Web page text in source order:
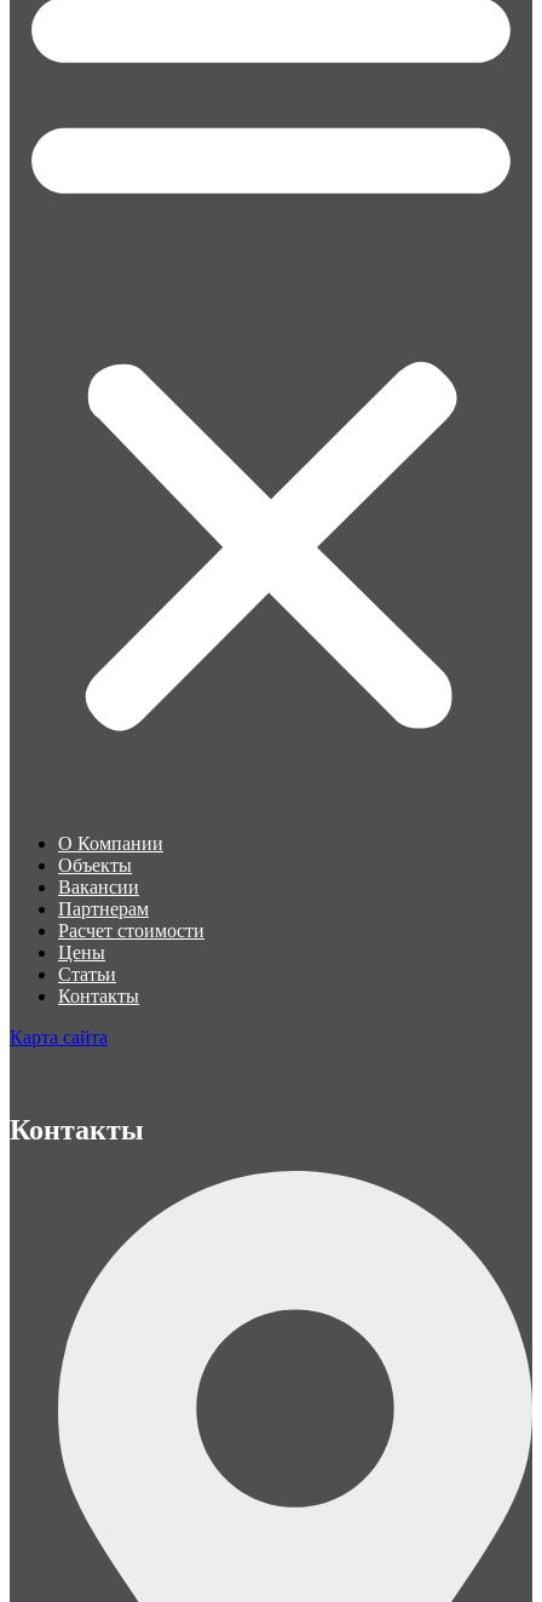
О Компании
Объекты
Вакансии
Партнерам
Расчет стоимости
Цены
Статьи
Контакты
Карта сайта
Контакты